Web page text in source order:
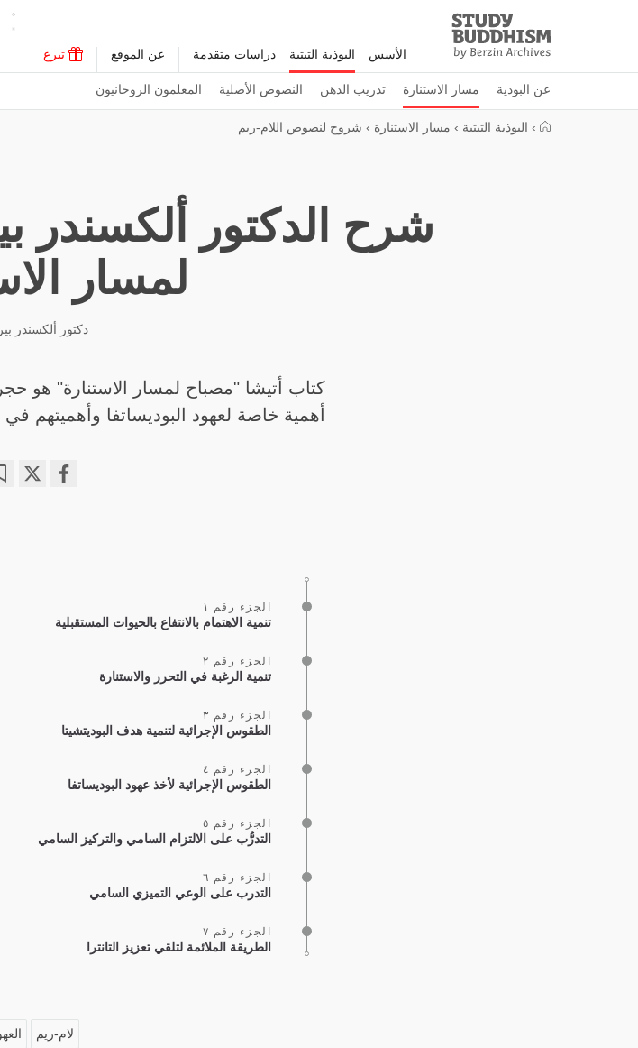
Study
Buddhism
Home
الأسس البوذية التبتية
عن البوذية مسار الاستنارة تدريب الذهن النصوص الأصلية المعلمون الروحانيون
دراسات متقدمة عن الموقع تبرع
› البوذية التبتية › مسار الاستنارة › شروح لنصوص اللام-ريم
شرح الدكتور ألكسندر
لمسار
دكتور ألكسندر
كتاب أتيشا "مصباح لمسار الاستنارة" هو
أهمية خاصة لعهود البوديساتفا وأهميتهم في
الجزء رقم ١
تنمية الاهتمام بالانتفاع بالحيوات المستقبلية
الجزء رقم ٢
تنمية الرغبة في التحرر والاستنارة
الجزء رقم ٣
الطقوس الإجرائية لتنمية هدف البوديتشيتا
الجزء رقم ٤
الطقوس الإجرائية لأخذ عهود البوديساتفا
الجزء رقم ٥
التدرُّب على الالتزام السامي والتركيز السامي
الجزء رقم ٦
التدرب على الوعي التميزي السامي
الجزء رقم ٧
الطريقة الملائمة لتلقي تعزيز التانترا
لام-ريم